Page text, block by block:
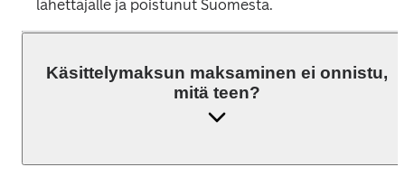
lähettäjälle ja poistunut Suomesta.
Käsittelymaksun maksaminen ei onnistu,
mitä teen?